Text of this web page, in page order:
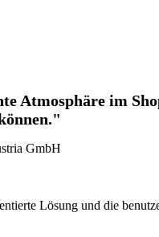
Atmosphäre im
GmbH
Lösung und die